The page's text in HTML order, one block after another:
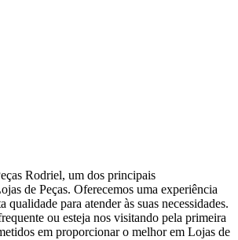
Rodriel, um dos principais
de Peças. Oferecemos uma experiência
qualidade para atender às suas necessidades.
ou esteja nos visitando pela primeira
em proporcionar o melhor em Lojas de